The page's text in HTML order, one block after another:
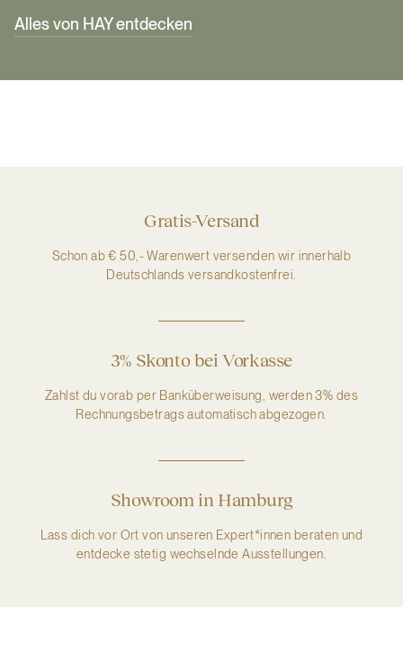
Alles von HAY entdecken
Gratis-Versand
Schon ab € 50,- Warenwert versenden wir innerhalb
Deutschlands versandkostenfrei.
3% Skonto bei Vorkasse
Zahlst du vorab per Banküberweisung, werden 3% des
Rechnungsbetrags automatisch abgezogen.
Showroom in Hamburg
Lass dich vor Ort von unseren Expert*innen beraten und
entdecke stetig wechselnde Ausstellungen.